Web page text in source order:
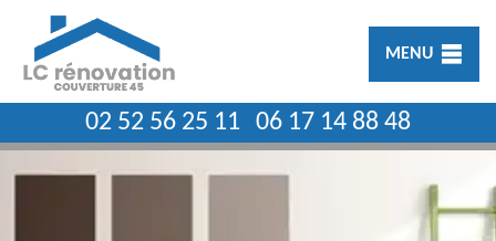
MENU
02 52 56 25 11 06 17 14 88 48